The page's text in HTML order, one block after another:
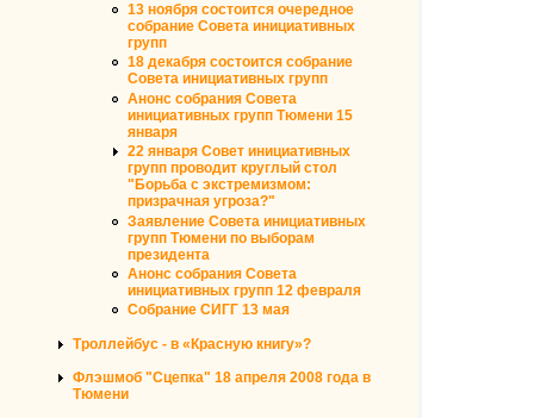
13 ноября состоится очередное
собрание Совета инициативных
групп
18 декабря состоится собрание
Совета инициативных групп
Анонс собрания Совета
инициативных групп Тюмени 15
января
22 января Совет инициативных
групп проводит круглый стол
"Борьба с экстремизмом:
призрачная угроза?"
Заявление Совета инициативных
групп Тюмени по выборам
президента
Анонс собрания Совета
инициативных групп 12 февраля
Собрание СИГГ 13 мая
Троллейбус - в «Красную книгу»?
Флэшмоб "Сцепка" 18 апреля 2008 года в
Тюмени